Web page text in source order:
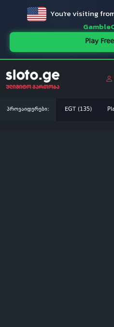
You're visiting
Play
პროვაიდერები: EGT (135)